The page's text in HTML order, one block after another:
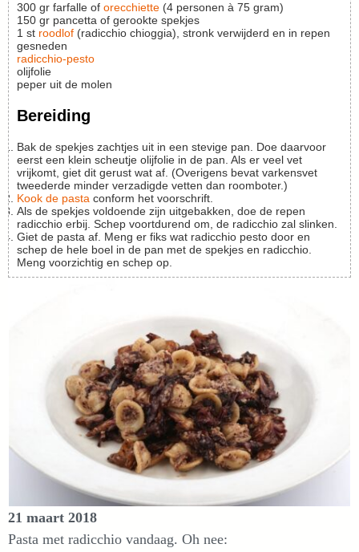
300 gr farfalle of orecchiette (4 personen à 75 gram)
150 gr pancetta of gerookte spekjes
1 st roodlof (radicchio chioggia), stronk verwijderd en in repen
gesneden
radicchio-pesto
olijfolie
peper uit de molen
Bereiding
Bak de spekjes zachtjes uit in een stevige pan. Doe daarvoor
eerst een klein scheutje olijfolie in de pan. Als er veel vet
vrijkomt, giet dit gerust wat af. (Overigens bevat varkensvet
tweederde minder verzadigde vetten dan roomboter.)
Kook de pasta conform het voorschrift.
Als de spekjes voldoende zijn uitgebakken, doe de repen
radicchio erbij. Schep voortdurend om, de radicchio zal slinken.
Giet de pasta af. Meng er fiks wat radicchio pesto door en
schep de hele boel in de pan met de spekjes en radicchio.
Meng voorzichtig en schep op.
21 maart 2018
Pasta met radicchio vandaag. Oh nee: